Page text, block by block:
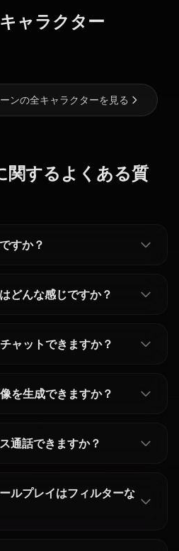
ャラクター
ンの全キャラクターを見る
するよくある質
すか？
どんな感じですか？
ャットできますか？
を生成できますか？
通話できますか？
ルプレイはフィルターな